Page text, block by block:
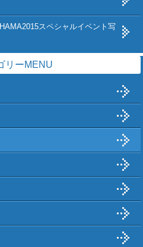
スペシャルイベント写
リーMENU